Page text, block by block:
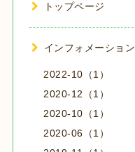
トップページ
インフォメーション
2022-10（1）
2020-12（1）
2020-10（1）
2020-06（1）